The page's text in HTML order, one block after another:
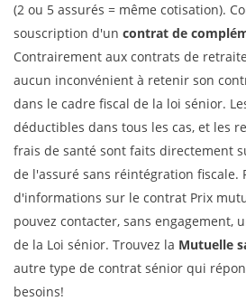
(2 ou 5 assurés = même cotisation).
souscription d'un contrat de
Contrairement aux contrats de
aucun inconvénient à retenir son
dans le cadre fiscal de la loi sénior.
déductibles dans tous les cas, et les
frais de santé sont faits directement
de l'assuré sans réintégration fiscale.
d'informations sur le contrat Prix
pouvez contacter, sans engagement,
de la Loi sénior. Trouvez la Mutuelle
autre type de contrat sénior qui
besoins!